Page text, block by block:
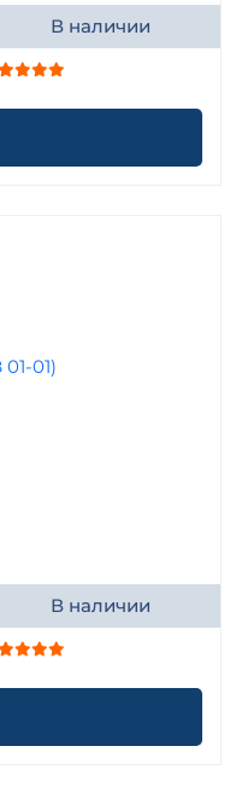
В наличии
В наличии